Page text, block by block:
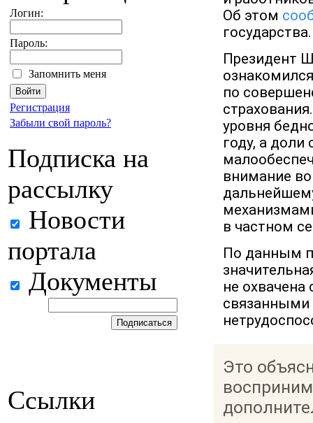
Логин:
Пароль:
Запомнить меня
Регистрация
Забыли свой пароль?
Подписка на
рассылку
Новости
портала
Документы
Ссылки
Об этом
государства.
Президент
по
уровня
году, а
внимание
в частном
По данным
не
связанными
Это